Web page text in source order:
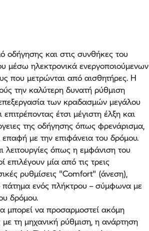
οδήγησης και στις συνθήκες του
μέσω ηλεκτρονικά ενεργοποιούμενων
που μετρώνται από αισθητήρες. Η
την καλύτερη δυνατή ρύθμιση
των κραδασμών μεγάλου
έτσι μέγιστη έλξη και
της οδήγησης όπως φρενάρισμα,
με την επιφάνεια του δρόμου.
όπως η εμφάνιση του
μία από τις τρεις
ρυθμίσεις "Comfort" (άνεση),
ενός πλήκτρου – σύμφωνα με
δρόμου.
μπορεί να προσαρμοστεί ακόμη
τη μηχανική ρύθμιση, η ανάρτηση